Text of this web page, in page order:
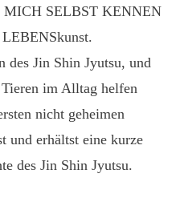
SELBST KENNEN
des Jin Shin Jyutsu, und
im Alltag helfen
nicht geheimen
und erhältst eine kurze
des Jin Shin Jyutsu.